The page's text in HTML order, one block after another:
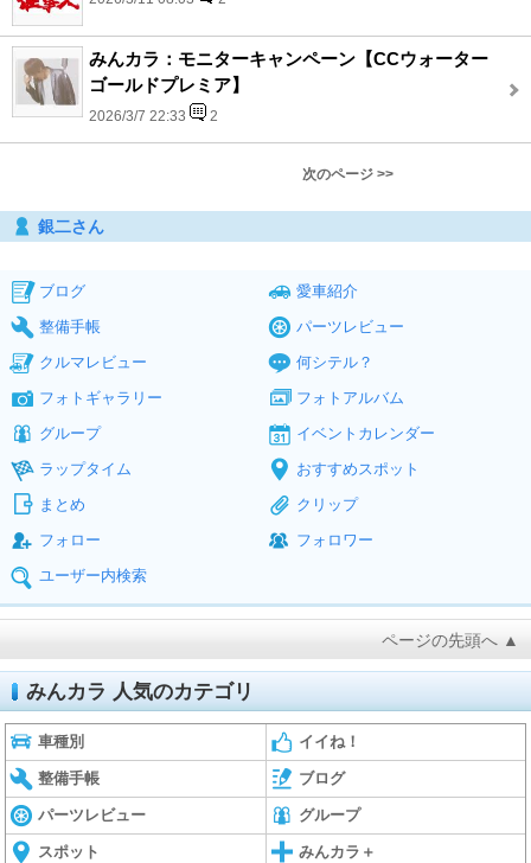
みんカラ：モニターキャンペーン【CCウォーター
ゴールドプレミア】
2026/3/7 22:33 2
次のページ >>
銀二さん
ブログ
愛車紹介
整備手帳
パーツレビュー
クルマレビュー
何シテル？
フォトギャラリー
フォトアルバム
グループ
イベントカレンダー
ラップタイム
おすすめスポット
まとめ
クリップ
フォロー
フォロワー
ユーザー内検索
ページの先頭へ ▲
みんカラ 人気のカテゴリ
車種別 イイね！
整備手帳 ブログ
パーツレビュー グループ
スポット みんカラ＋